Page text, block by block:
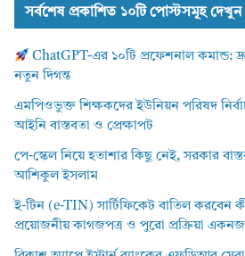
সর্বশেষ প্রকাশিত ১০টি পোস্টসমূহ দেখুন
ChatGPT-এর ১০টি প্রফেশনাল কমান্ড:
নতুন দিগন্ত
এমপিওভুক্ত শিক্ষকদের ইউনিয়ন পরিষদ
আইনি বাস্তবতা ও প্রেক্ষাপট
পে-স্কেল নিয়ে হতাশার কিছু নেই, সরকার
আশিকুল ইসলাম
ই-টিন (e-TIN) সার্টিফিকেট বাতিল করবেন
প্রয়োজনীয় কাগজপত্র ও পুরো প্রক্রিয়া